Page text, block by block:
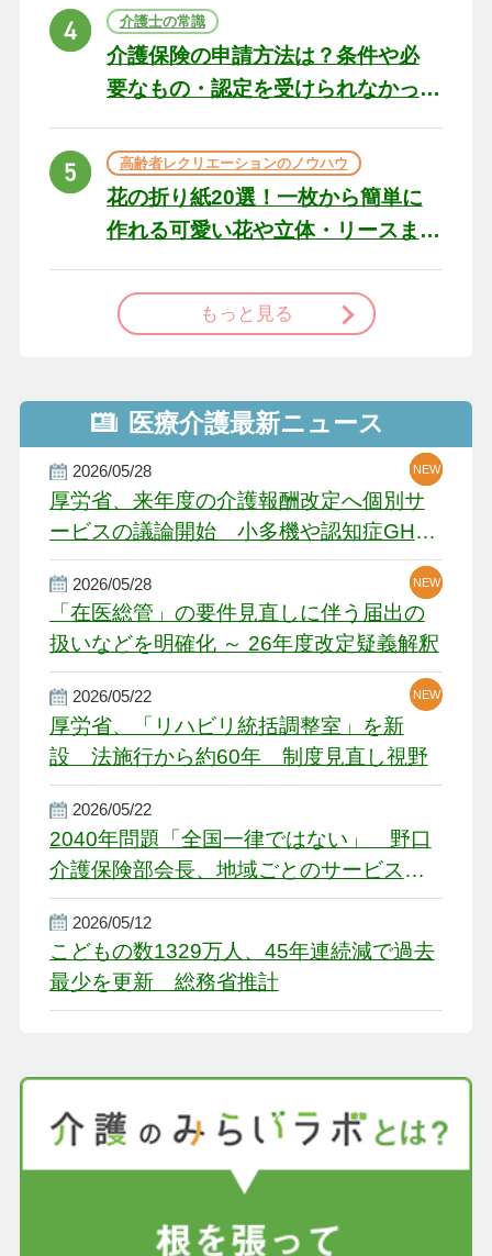
ト
介護士の常識
介護保険の申請方法は？条件や必
要なもの・認定を受けられなかっ
高齢者レクリエーションのノウハウ
花の折り紙20選！一枚から簡単に
作れる可愛い花や立体・リースま
もっと見る
医療介護最新ニュース
2026/05/28
厚労省、来年度の介護報酬改定へ個別サ
ービスの議論開始 小多機や認知症GH、
厳しい経営環境に危機感
NEW
NEW
NEW
2026/05/28
「在医総管」の要件見直しに伴う届出の
扱いなどを明確化 ～ 26年度改定疑義解釈
NEW
NEW
2026/05/22
厚労省、「リハビリ統括調整室」を新
設 法施行から約60年 制度見直し視野
NEW
2026/05/22
2040年問題「全国一律ではない」 野口
介護保険部会長、地域ごとのサービス基
盤整備を促す
2026/05/12
こどもの数1329万人、45年連続減で過去
最少を更新 総務省推計